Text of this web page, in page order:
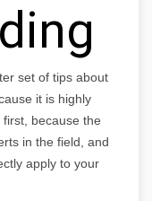
set of tips about
it is highly
because the
in the field, and
apply to your